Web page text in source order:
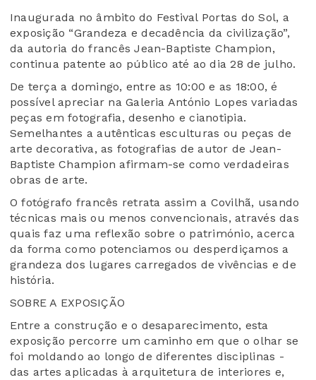
Inaugurada no âmbito do Festival Portas do Sol, a
exposição “Grandeza e decadência da civilização”,
da autoria do francês Jean-Baptiste Champion,
continua patente ao público até ao dia 28 de julho.
De terça a domingo, entre as 10:00 e as 18:00, é
possível apreciar na Galeria António Lopes variadas
peças em fotografia, desenho e cianotipia.
Semelhantes a autênticas esculturas ou peças de
arte decorativa, as fotografias de autor de Jean-
Baptiste Champion afirmam-se como verdadeiras
obras de arte.
O fotógrafo francês retrata assim a Covilhã, usando
técnicas mais ou menos convencionais, através das
quais faz uma reflexão sobre o património, acerca
da forma como potenciamos ou desperdiçamos a
grandeza dos lugares carregados de vivências e de
história.
SOBRE A EXPOSIÇÃO
Entre a construção e o desaparecimento, esta
exposição percorre um caminho em que o olhar se
foi moldando ao longo de diferentes disciplinas -
das artes aplicadas à arquitetura de interiores e,